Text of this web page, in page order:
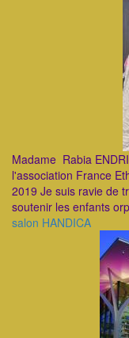
Madame Rabia
l'association France
2019 Je suis ravie de
soutenir les enfants
salon HANDICA